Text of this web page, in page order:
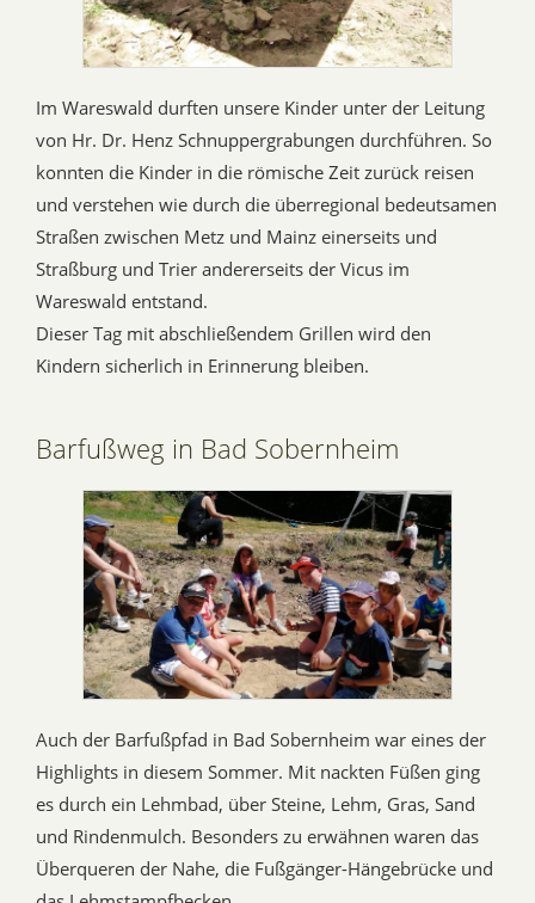
Im Wareswald durften unsere Kinder unter der Leitung
von Hr. Dr. Henz Schnuppergrabungen durchführen. So
konnten die Kinder in die römische Zeit zurück reisen
und verstehen wie durch die überregional bedeutsamen
Straßen zwischen Metz und Mainz einerseits und
Straßburg und Trier andererseits der Vicus im
Wareswald entstand.
Dieser Tag mit abschließendem Grillen wird den
Kindern sicherlich in Erinnerung bleiben.
Barfußweg in Bad Sobernheim
Auch der Barfußpfad in Bad Sobernheim war eines der
Highlights in diesem Sommer. Mit nackten Füßen ging
es durch ein Lehmbad, über Steine, Lehm, Gras, Sand
und Rindenmulch. Besonders zu erwähnen waren das
Überqueren der Nahe, die Fußgänger-Hängebrücke und